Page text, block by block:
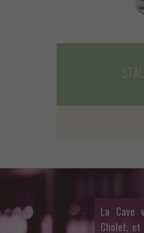
La Cave
Cholet,